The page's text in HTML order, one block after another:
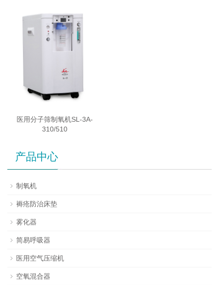
医用分子筛制氧机SL-3A-
310/510
产品中心
制氧机
褥疮防治床垫
雾化器
简易呼吸器
医用空气压缩机
空氧混合器